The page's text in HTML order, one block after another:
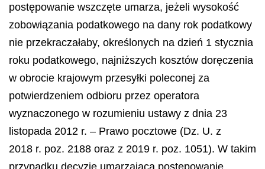
postępowanie wszczęte umarza, jeżeli wysokość
zobowiązania podatkowego na dany rok podatkowy
nie przekraczałaby, określonych na dzień 1 stycznia
roku podatkowego, najniższych kosztów doręczenia
w obrocie krajowym przesyłki poleconej za
potwierdzeniem odbioru przez operatora
wyznaczonego w rozumieniu ustawy z dnia 23
listopada 2012 r. – Prawo pocztowe (Dz. U. z
2018 r. poz. 2188 oraz z 2019 r. poz. 1051). W takim
przypadku decyzję umarzającą postępowanie